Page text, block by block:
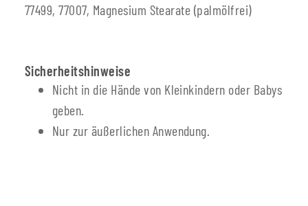
77499, 77007, Magnesium Stearate (palmölfrei)
Sicherheitshinweise
Nicht in die Hände von Kleinkindern oder Babys
geben.
Nur zur äußerlichen Anwendung.